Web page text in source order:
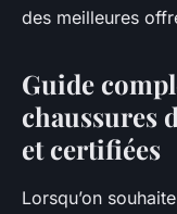
des meilleures
Guide
chaussures
et certifiées
Lorsqu’on